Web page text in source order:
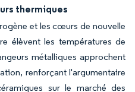
thermiques
et les cœurs de nouvelle
élèvent les températures de
métalliques approchent
renforçant l'argumentaire
sur le marché des